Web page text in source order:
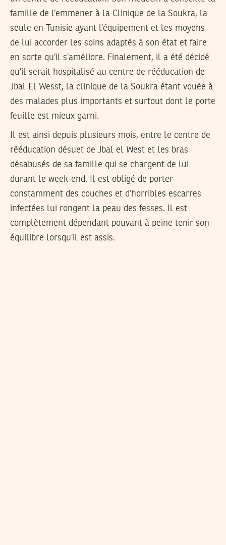
famille de l’emmener à la Clinique de la Soukra, la
seule en Tunisie ayant l’équipement et les moyens
de lui accorder les soins adaptés à son état et faire
en sorte qu’il s’améliore. Finalement, il a été décidé
qu’il serait hospitalisé au centre de rééducation de
Jbal El Wesst, la clinique de la Soukra étant vouée à
des malades plus importants et surtout dont le porte
feuille est mieux garni.
Il est ainsi depuis plusieurs mois, entre le centre de
rééducation désuet de Jbal el West et les bras
désabusés de sa famille qui se chargent de lui
durant le week-end. Il est obligé de porter
constamment des couches et d’horribles escarres
infectées lui rongent la peau des fesses. Il est
complètement dépendant pouvant à peine tenir son
équilibre lorsqu’il est assis.